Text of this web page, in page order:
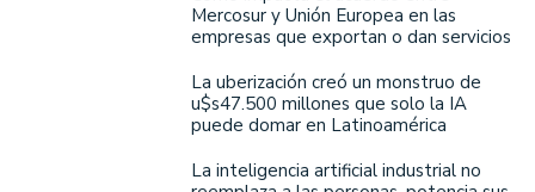
Mercosur y Unión Europea en las
empresas que exportan o dan servicios
La uberización creó un monstruo de
u$s47.500 millones que solo la IA
puede domar en Latinoamérica
La inteligencia artificial industrial no